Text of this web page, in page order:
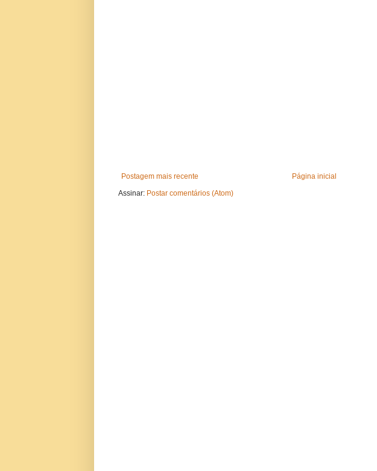
Postagem mais recente
Página inicial
Assinar: Postar comentários (Atom)